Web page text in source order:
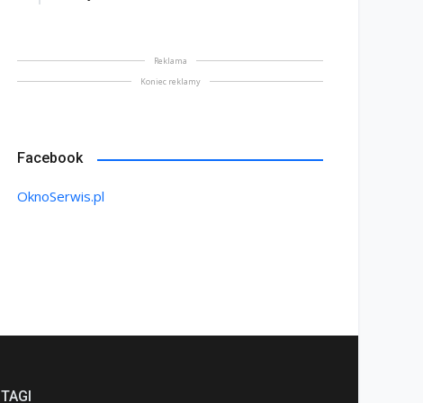
Reklama
Koniec reklamy
Facebook
OknoSerwis.pl
TAGI